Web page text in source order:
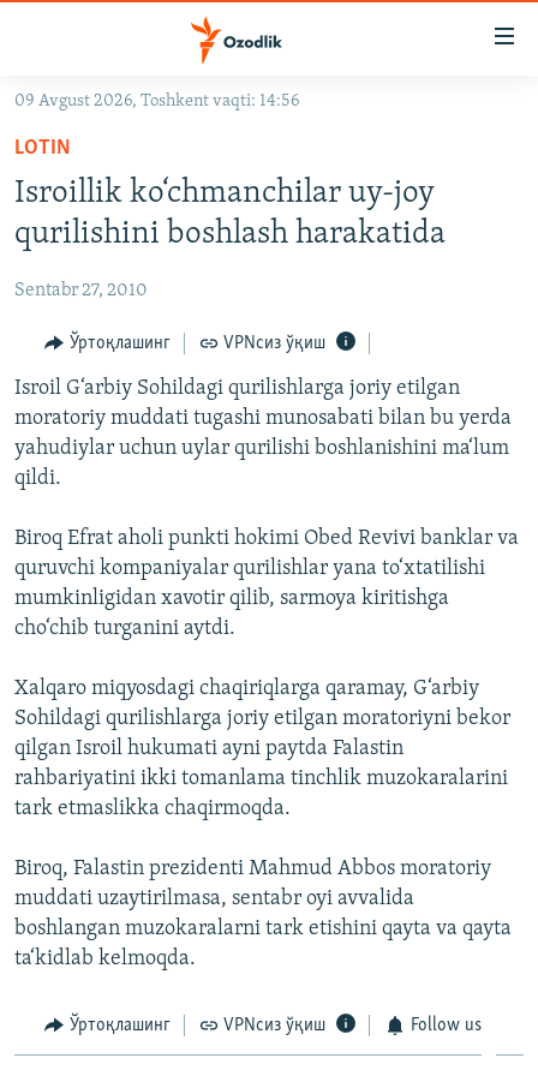
Асосий
навигацияга
ўтинг
Қидиришга
OZODVIDEO
OZODARXIV
На русском
ИЖТИМОИЙ ТАРМОҚЛАР
09 Avgust 2026, Toshkent vaqti: 14:56
LOTIN
Isroillik ko‘chmanchilar uy-joy
qurilishini boshlash harakatida
Sentabr 27, 2010
Ўртоқлашинг VPNсиз ўқиш
Isroil G‘arbiy Sohildagi qurilishlarga joriy etilgan
moratoriy muddati tugashi munosabati bilan bu yerda
yahudiylar uchun uylar qurilishi boshlanishini ma‘lum
qildi.
Biroq Efrat aholi punkti hokimi Obed Revivi banklar va
quruvchi kompaniyalar qurilishlar yana to‘xtatilishi
mumkinligidan xavotir qilib, sarmoya kiritishga
cho‘chib turganini aytdi.
Xalqaro miqyosdagi chaqiriqlarga qaramay, G‘arbiy
Sohildagi qurilishlarga joriy etilgan moratoriyni bekor
qilgan Isroil hukumati ayni paytda Falastin
rahbariyatini ikki tomanlama tinchlik muzokaralarini
tark etmaslikka chaqirmoqda.
Biroq, Falastin prezidenti Mahmud Abbos moratoriy
muddati uzaytirilmasa, sentabr oyi avvalida
boshlangan muzokaralarni tark etishini qayta va qayta
ta‘kidlab kelmoqda.
Ўртоқлашинг VPNсиз ўқиш Follow us